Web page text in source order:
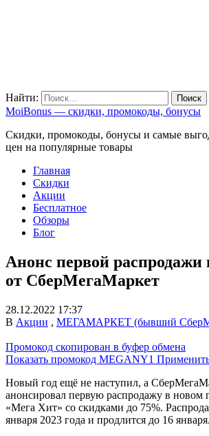
Найти:
MoiBonus — скидки, промокоды, бонусы
Скидки, промокоды, бонусы и самые
цен на популярные товары
Главная
Скидки
Акции
Бесплатное
Обзоры
Блог
Анонс первой распродажи
от СберМегаМаркет
28.12.2022 17:37
В Акции , МЕГАМАРКЕТ (бывший
Промокод скопирован в буфер обмена
Показать промокод MEGANY1
Новый год ещё не наступил, а
анонсировал первую распродажу в новом
«Мега Хит» со скидками до 75%.
января 2023 года и продлится до 16 января.